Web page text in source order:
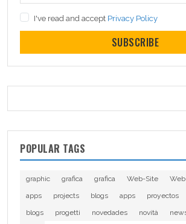
I've read and accept Privacy Policy
SUBSCRIBE
POPULAR TAGS
graphic grafica grafica Web-Site
apps
projects blogs apps proyectos
blogs
progetti novedades novità